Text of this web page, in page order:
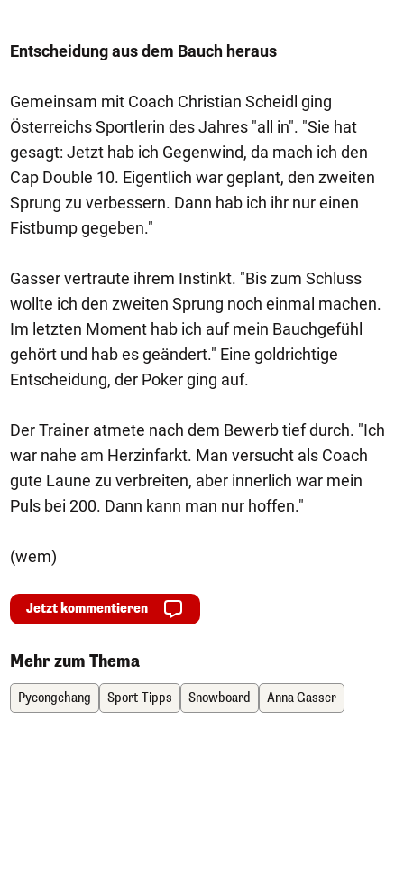
Entscheidung aus dem Bauch heraus
Gemeinsam mit Coach Christian Scheidl ging
Österreichs Sportlerin des Jahres "all in". "Sie hat
gesagt: Jetzt hab ich Gegenwind, da mach ich den
Cap Double 10. Eigentlich war geplant, den zweiten
Sprung zu verbessern. Dann hab ich ihr nur einen
Fistbump gegeben."
Gasser vertraute ihrem Instinkt. "Bis zum Schluss
wollte ich den zweiten Sprung noch einmal machen.
Im letzten Moment hab ich auf mein Bauchgefühl
gehört und hab es geändert." Eine goldrichtige
Entscheidung, der Poker ging auf.
Der Trainer atmete nach dem Bewerb tief durch. "Ich
war nahe am Herzinfarkt. Man versucht als Coach
gute Laune zu verbreiten, aber innerlich war mein
Puls bei 200. Dann kann man nur hoffen."
(wem)
Jetzt kommentieren
Mehr zum Thema
Pyeongchang Sport-Tipps Snowboard Anna Gasser